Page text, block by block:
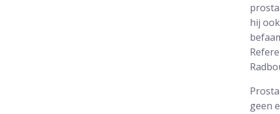
hij
geen